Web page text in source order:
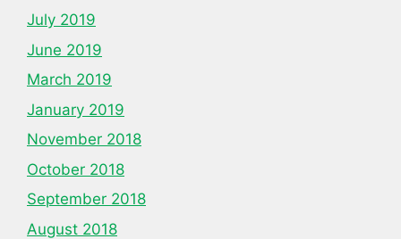
July 2019
June 2019
March 2019
January 2019
November 2018
October 2018
September 2018
August 2018